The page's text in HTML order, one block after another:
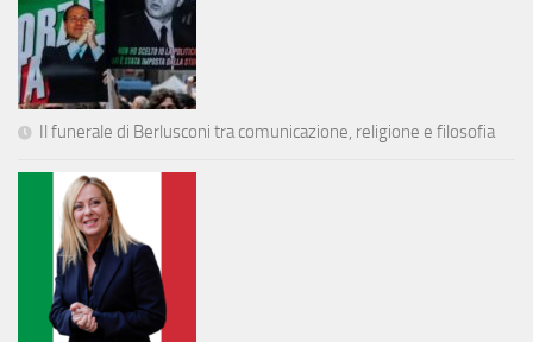
Il funerale di Berlusconi tra comunicazione, religione e filosofia